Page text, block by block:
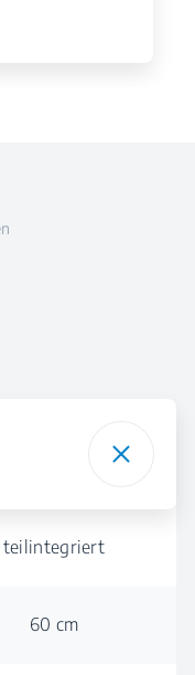
teilintegriert
60 cm